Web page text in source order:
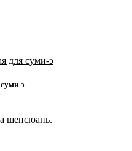
э
шенсюань.